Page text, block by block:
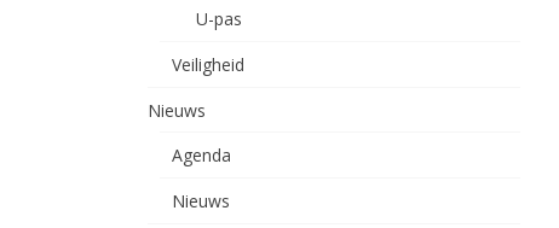
U-pas
Veiligheid
Nieuws
Agenda
Nieuws